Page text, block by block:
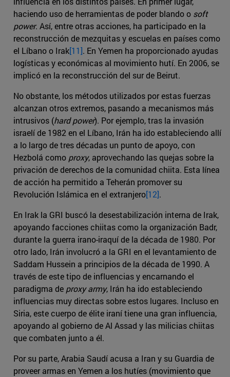
haciendo uso de herramientas de poder blando o soft
power. Así, entre otras acciones, ha participado en la
reconstrucción de mezquitas y escuelas en países como
el Líbano o Irak[11]. En Yemen ha proporcionado ayudas
logísticas y económicas al movimiento hutí. En 2006, se
implicó en la reconstrucción del sur de Beirut.
No obstante, los métodos utilizados por estas fuerzas
alcanzan otros extremos, pasando a mecanismos más
intrusivos (hard power). Por ejemplo, tras la invasión
israelí de 1982 en el Líbano, Irán ha ido estableciendo allí
a lo largo de tres décadas un punto de apoyo, con
Hezbolá como proxy, aprovechando las quejas sobre la
privación de derechos de la comunidad chiita. Esta línea
de acción ha permitido a Teherán promover su
Revolución Islámica en el extranjero[12].
En Irak la GRI buscó la desestabilización interna de Irak,
apoyando facciones chiitas como la organización Badr,
durante la guerra irano-iraquí de la década de 1980. Por
otro lado, Irán involucró a la GRI en el levantamiento de
Saddam Hussein a principios de la década de 1990. A
través de este tipo de influencias y encarnando el
paradigma de proxy army, Irán ha ido estableciendo
influencias muy directas sobre estos lugares. Incluso en
Siria, este cuerpo de élite iraní tiene una gran influencia,
apoyando al gobierno de Al Assad y las milicias chiitas
que combaten junto a él.
Por su parte, Arabia Saudí acusa a Iran y su Guardia de
proveer armas en Yemen a los hutíes (movimiento que